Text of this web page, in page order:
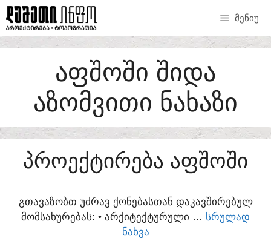
SKIP
TO
CONTENT
ᲛᲔᲜᲘᲣ
ᲐᲤᲨᲝᲨᲘ ᲨᲘᲓᲐ
ᲐᲖᲝᲛᲕᲘᲗᲘ ᲜᲐᲮᲐᲖᲘ
ᲞᲠᲝᲔᲥᲢᲘᲠᲔᲑᲐ ᲐᲤᲨᲝᲨᲘ
ᲒᲗᲐᲕᲐᲖᲝᲑᲗ ᲣᲫᲠᲐᲕ ᲥᲝᲜᲔᲑᲐᲡᲗᲐᲜ ᲓᲐᲙᲐᲕᲨᲘᲠᲔᲑᲣᲚ
ᲛᲝᲛᲡᲐᲮᲣᲠᲔᲑᲐᲡ:​ • ᲐᲠᲥᲘᲢᲔᲥᲢᲣᲠᲣᲚᲘ … ᲡᲠᲣᲚᲐᲓ
ᲜᲐᲮᲕᲐ